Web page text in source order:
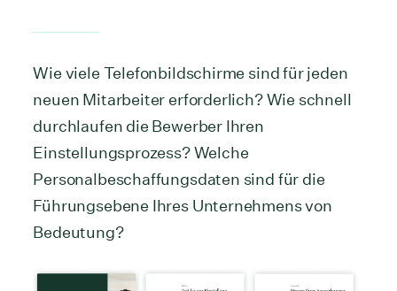
Wie viele Telefonbildschirme sind für jeden
neuen Mitarbeiter erforderlich? Wie schnell
durchlaufen die Bewerber Ihren
Einstellungsprozess? Welche
Personalbeschaffungsdaten sind für die
Führungsebene Ihres Unternehmens von
Bedeutung?